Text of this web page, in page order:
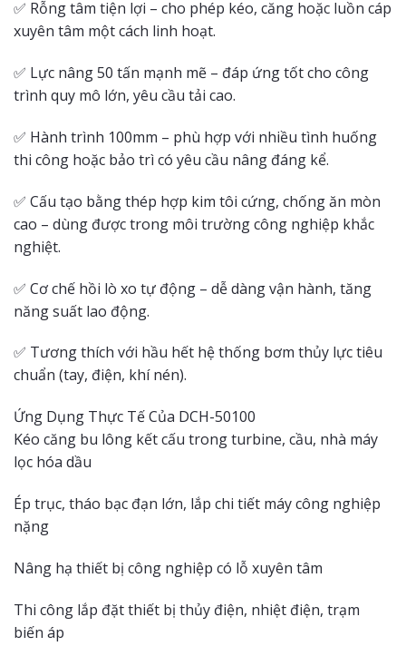
✅ Rỗng tâm tiện lợi – cho phép kéo, căng hoặc luồn cáp
xuyên tâm một cách linh hoạt.
✅ Lực nâng 50 tấn mạnh mẽ – đáp ứng tốt cho công
trình quy mô lớn, yêu cầu tải cao.
✅ Hành trình 100mm – phù hợp với nhiều tình huống
thi công hoặc bảo trì có yêu cầu nâng đáng kể.
✅ Cấu tạo bằng thép hợp kim tôi cứng, chống ăn mòn
cao – dùng được trong môi trường công nghiệp khắc
nghiệt.
✅ Cơ chế hồi lò xo tự động – dễ dàng vận hành, tăng
năng suất lao động.
✅ Tương thích với hầu hết hệ thống bơm thủy lực tiêu
chuẩn (tay, điện, khí nén).
Ứng Dụng Thực Tế Của DCH-50100
Kéo căng bu lông kết cấu trong turbine, cầu, nhà máy
lọc hóa dầu
Ép trục, tháo bạc đạn lớn, lắp chi tiết máy công nghiệp
nặng
Nâng hạ thiết bị công nghiệp có lỗ xuyên tâm
Thi công lắp đặt thiết bị thủy điện, nhiệt điện, trạm
biến áp